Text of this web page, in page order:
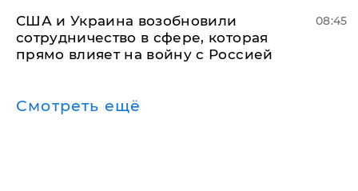
США и Украина возобновили
сотрудничество в сфере, которая
прямо влияет на войну с Россией
08:45
Смотреть ещё